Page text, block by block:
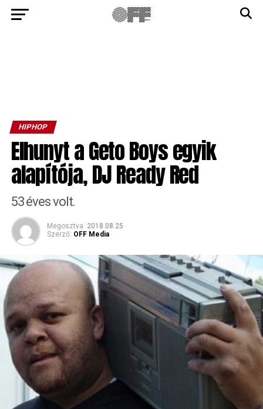
HIPHOP
Elhunyt a Geto Boys egyik
alapítója, DJ Ready Red
53 éves volt.
Megosztva 2018.08.25
Szerző: OFF Media